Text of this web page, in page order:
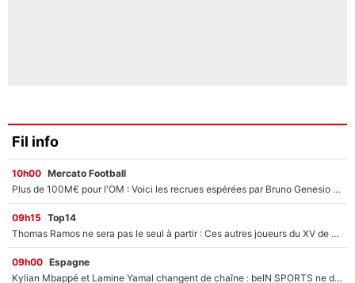
Fil info
10h00 Mercato Football
Plus de 100M€ pour l'OM : Voici les recrues espérées par Bruno Genesio et Grégory Lorenzi après l’opération dégraissage
09h15 Top14
Thomas Ramos ne sera pas le seul à partir : Ces autres joueurs du XV de France pourraient aussi quitter le Stade Toulousain, un club de Top 14 est déjà sur les rangs
09h00 Espagne
Kylian Mbappé et Lamine Yamal changent de chaîne : beIN SPORTS ne digère pas cette décision historique et prédit un fiasco pour la Liga